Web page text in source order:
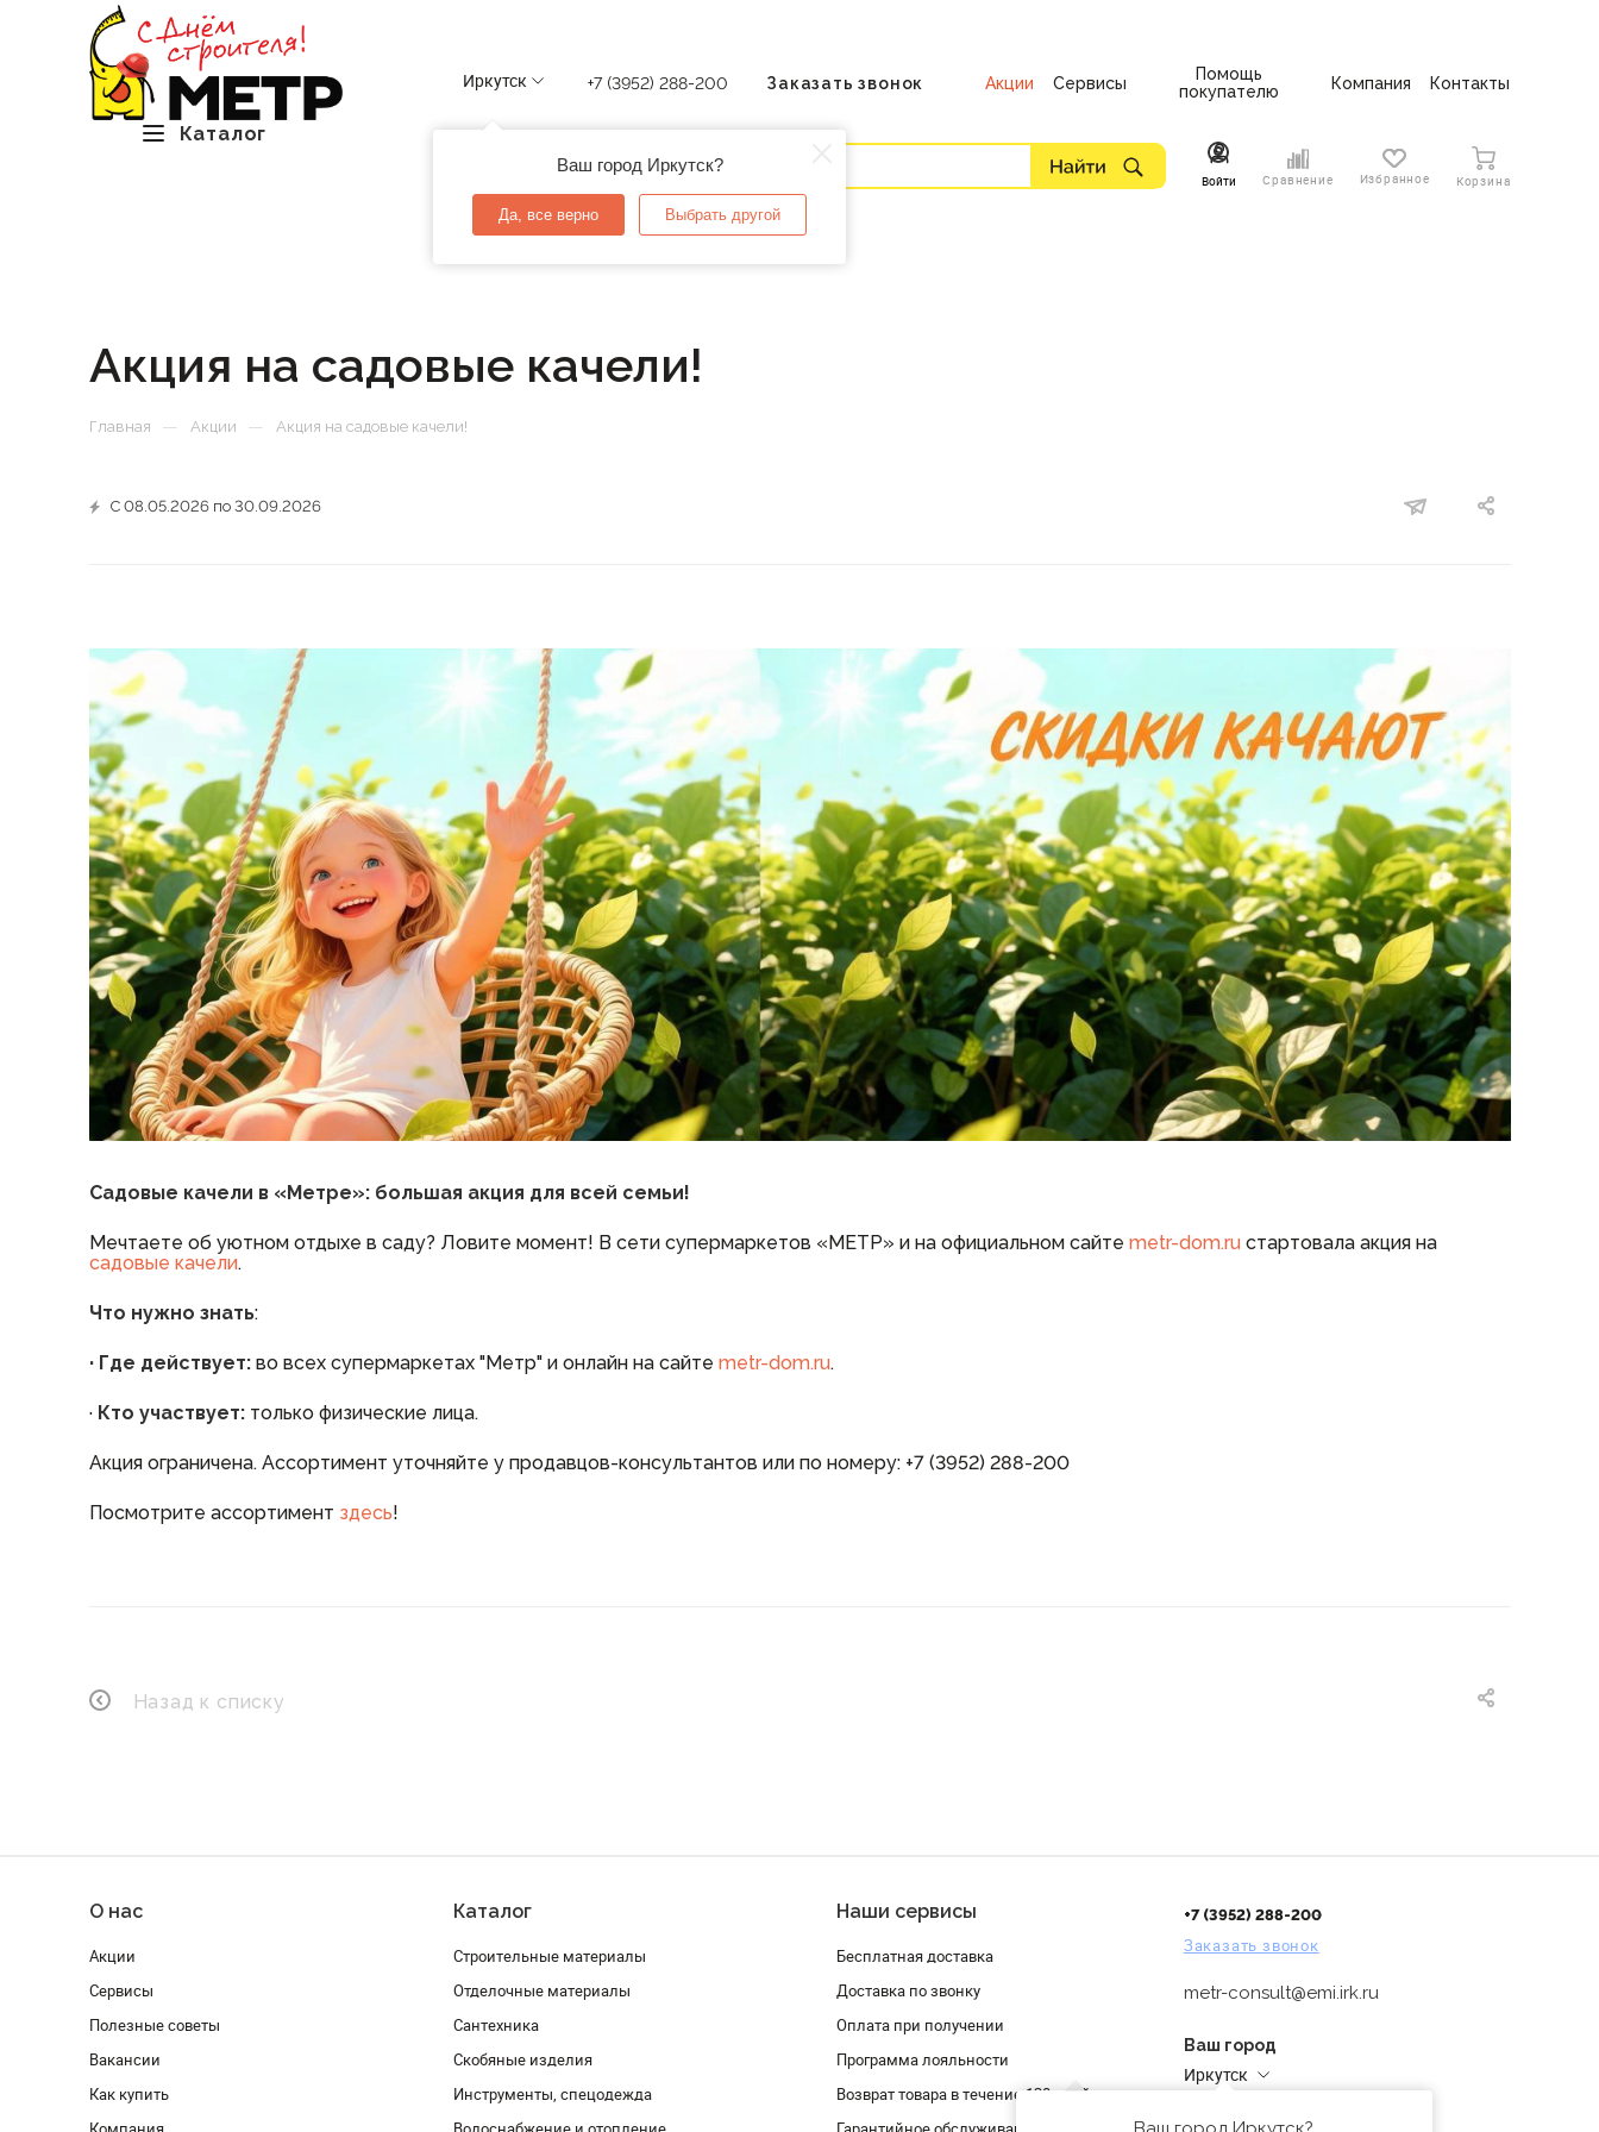
Каталог
Иркутск
Ваш город Иркутск?
Да, все верно Выбрать другой
+7 (3952) 288-200 Заказать звонок Акции Сервисы
Помощь
покупателю
Компания Контакты
Войти Сравнение Избранное Корзина
Акция на садовые качели!
Главная — Акции — Акция на садовые качели!
С 08.05.2026 по 30.09.2026
Садовые качели в «Метре»: большая акция для всей семьи!
Мечтаете об уютном отдыхе в саду? Ловите момент! В сети супермаркетов «МЕТР» и на официальном сайте metr-dom.ru стартовала акция на
садовые качели.
Что нужно знать:
· Где действует:во всех супермаркетах "Метр" и онлайн на сайте metr-dom.ru.
· Кто участвует: только физические лица.
Акция ограничена. Ассортимент уточняйте у продавцов-консультантов или по номеру: +7 (3952) 288-200
Посмотрите ассортимент здесь!
Назад к списку
О нас
Акции
Сервисы
Полезные советы
Вакансии
Как купить
Каталог
Строительные материалы
Отделочные материалы
Сантехника
Скобяные изделия
Инструменты, спецодежда
Наши сервисы
Бесплатная доставка
Доставка по звонку
Оплата при получении
Программа лояльности
Возврат товара в течение 120 дней
+7 (3952) 288-200
Заказать звонок
metr-consult@emi.irk.ru
Ваш город
Иркутск